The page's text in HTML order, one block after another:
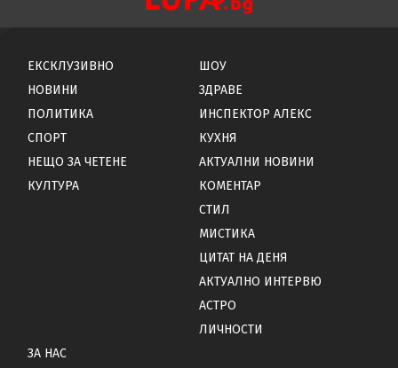
ЕКСКЛУЗИВНО
НОВИНИ
ПОЛИТИКА
СПОРТ
НЕЩО ЗА ЧЕТЕНЕ
КУЛТУРА
ШОУ
ЗДРАВЕ
ИНСПЕКТОР АЛЕКС
КУХНЯ
АКТУАЛНИ НОВИНИ
КОМЕНТАР
СТИЛ
МИСТИКА
ЦИТАТ НА ДЕНЯ
АКТУАЛНО ИНТЕРВЮ
АСТРО
ЛИЧНОСТИ
ЗА НАС